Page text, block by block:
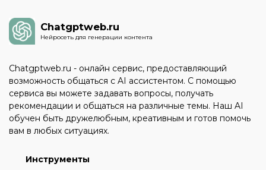
Chatgptweb.ru
Нейросеть для генерации контента
Chatgptweb.ru - онлайн сервис, предоставляющий
возможность общаться с AI ассистентом. С помощью
сервиса вы можете задавать вопросы, получать
рекомендации и общаться на различные темы. Наш AI
обучен быть дружелюбным, креативным и готов помочь
вам в любых ситуациях.
Инструменты